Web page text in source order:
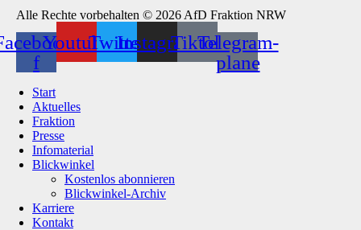
Alle Rechte vorbehalten © 2026 AfD Fraktion NRW
f
YoutubeTwitterInstagramTiktokTelegram-
plane
Start
Aktuelles
Fraktion
Presse
Infomaterial
Blickwinkel
Kostenlos abonnieren
Blickwinkel-Archiv
Karriere
Kontakt